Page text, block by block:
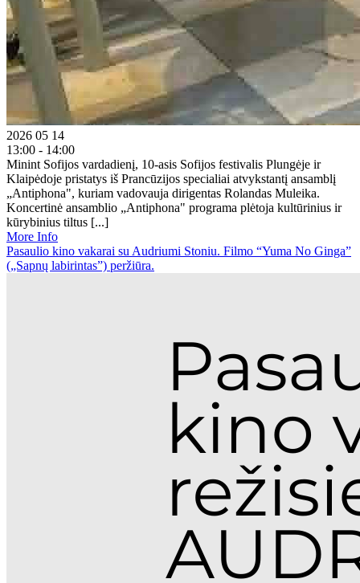
2026 05 14
13:00 - 14:00
Minint Sofijos vardadienį, 10-asis Sofijos festivalis Plungėje ir
Klaipėdoje pristatys iš Prancūzijos specialiai atvykstantį ansamblį
„Antiphona", kuriam vadovauja dirigentas Rolandas Muleika.
Koncertinė ansamblio „Antiphona" programa plėtoja kultūrinius ir
kūrybinius tiltus [...]
More Info
Pasaulio kino vakarai su Audriumi Stoniu. Filmo “Yuma No Ginga”
(„Sapnų labirintas”) peržiūra.